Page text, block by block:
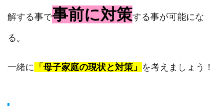
解する事で事前に対策する事が可能にな
る。
一緒に 「母子家庭の現状と対策」 を考えましょう！